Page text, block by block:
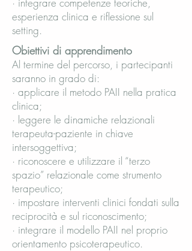
esperienza clinica e riflessione sul
setting.
Obiettivi di apprendimento
Al termine del percorso, i partecipanti
saranno in grado di:
· applicare il metodo PAII nella pratica
clinica;
· leggere le dinamiche relazionali
terapeuta-paziente in chiave
intersoggettiva;
· riconoscere e utilizzare il “terzo
spazio” relazionale come strumento
terapeutico;
· impostare interventi clinici fondati sulla
reciprocità e sul riconoscimento;
· integrare il modello PAII nel proprio
orientamento psicoterapeutico.